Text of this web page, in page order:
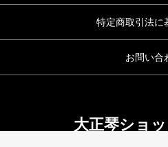
特定商取引法に
お問い合
大正琴ショッ